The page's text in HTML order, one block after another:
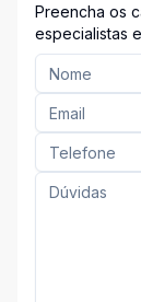
Preencha os
especialistas